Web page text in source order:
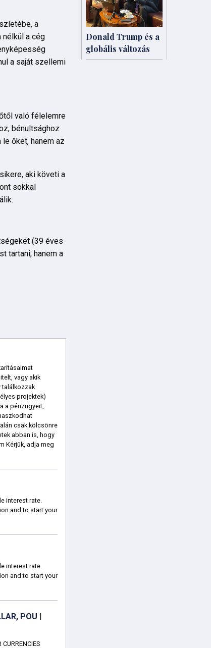
a
a cég
a saját szellemi
való félelemre
bénultsághoz
őket, hanem az
aki követi a
sokkal
(39 éves
tartani, hanem a
vagy akik
találkozzak
projektek)
a pénzügyeit,
csak kölcsönre
abban is, hogy
Kérjük, adja meg
interest rate.
and to start your
interest rate.
and to start your
POU |
Donald Trump és a
globális változás